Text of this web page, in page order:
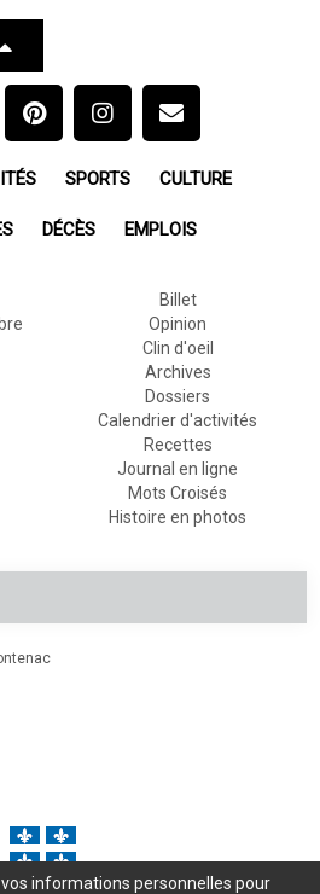
SPORTS CULTURE
DÉCÈS EMPLOIS
Billet
Opinion
Clin d'oeil
Archives
Dossiers
Calendrier d'activités
Recettes
Journal en ligne
Mots Croisés
Histoire en photos
informations personnelles pour